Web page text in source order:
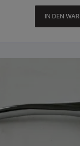
IN DEN